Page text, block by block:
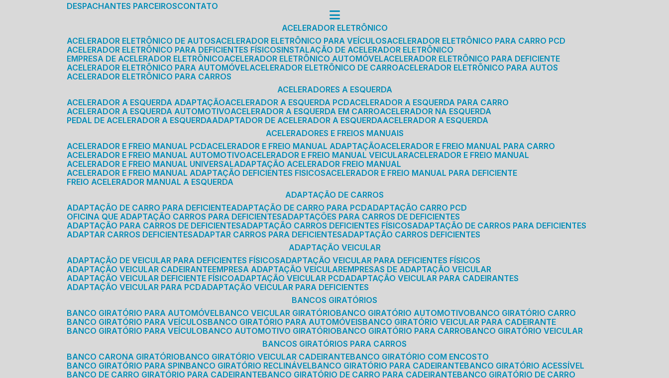
DESPACHANTES PARCEIROS
CONTATO
ACELERADOR ELETRÔNICO
ACELERADOR ELETRÔNICO DE AUTOS ACELERADOR ELETRÔNICO PARA VEÍCULOS ACELERADOR ELETRÔNICO PARA CARRO PCD
ACELERADOR ELETRÔNICO PARA DEFICIENTES FÍSICOS INSTALAÇÃO DE ACELERADOR ELETRÔNICO
EMPRESA DE ACELERADOR ELETRÔNICO ACELERADOR ELETRÔNICO AUTOMÓVEL ACELERADOR ELETRÔNICO PARA DEFICIENTE
ACELERADOR ELETRÔNICO PARA AUTOMÓVEL ACELERADOR ELETRÔNICO DE CARRO ACELERADOR ELETRÔNICO PARA AUTOS
ACELERADOR ELETRÔNICO PARA CARROS
ACELERADORES A ESQUERDA
ACELERADOR A ESQUERDA ADAPTAÇÃO ACELERADOR A ESQUERDA PCD ACELERADOR A ESQUERDA PARA CARRO
ACELERADOR A ESQUERDA AUTOMOTIVO ACELERADOR A ESQUERDA EM CARRO ACELERADOR NA ESQUERDA
PEDAL DE ACELERADOR A ESQUERDA
ADAPTADOR DE ACELERADOR A ESQUERDA ACELERADOR A ESQUERDA
ACELERADORES E FREIOS MANUAIS
ACELERADOR E FREIO MANUAL PCD ACELERADOR E FREIO MANUAL ADAPTAÇÃO ACELERADOR E FREIO MANUAL PARA CARRO
ACELERADOR E FREIO MANUAL AUTOMOTIVO ACELERADOR E FREIO MANUAL VEICULAR ACELERADOR E FREIO MANUAL
ACELERADOR E FREIO MANUAL UNIVERSAL
ADAPTAÇÃO ACELERADOR FREIO MANUAL
ACELERADOR E FREIO MANUAL ADAPTAÇÃO DEFICIENTES FISICOS ACELERADOR E FREIO MANUAL PARA DEFICIENTE
FREIO ACELERADOR MANUAL A ESQUERDA
ADAPTAÇÃO DE CARROS
ADAPTAÇÃO DE CARRO PARA DEFICIENTE
ADAPTAÇÃO DE CARRO PARA PCD
ADAPTAÇÃO CARRO PCD
OFICINA QUE ADAPTAÇÃO CARROS PARA DEFICIENTES
ADAPTAÇÕES PARA CARROS DE DEFICIENTES
ADAPTAÇÃO PARA CARROS DE DEFICIENTES
ADAPTAÇÃO CARROS DEFICIENTES FÍSICOS
ADAPTAÇÃO DE CARROS PARA DEFICIENTES
ADAPTAR CARROS DEFICIENTES
ADAPTAR CARROS PARA DEFICIENTES
ADAPTAÇÃO CARROS DEFICIENTES
ADAPTAÇÃO VEICULAR
ADAPTAÇÃO DE VEICULAR PARA DEFICIENTES FÍSICOS
ADAPTAÇÃO VEICULAR PARA DEFICIENTES FÍSICOS
ADAPTAÇÃO VEICULAR CADEIRANTE EMPRESA ADAPTAÇÃO VEICULAR EMPRESAS DE ADAPTAÇÃO VEICULAR
ADAPTAÇÃO VEICULAR DEFICIENTE FÍSICO
ADAPTAÇÃO VEICULAR PCD
ADAPTAÇÃO VEICULAR PARA CADEIRANTES
ADAPTAÇÃO VEICULAR PARA PCD
ADAPTAÇÃO VEICULAR PARA DEFICIENTES
BANCOS GIRATÓRIOS
BANCO GIRATÓRIO PARA AUTOMÓVEL
BANCO VEICULAR GIRATÓRIO BANCO GIRATÓRIO AUTOMOTIVO
BANCO GIRATÓRIO CARRO
BANCO GIRATÓRIO PARA VEÍCULOS
BANCO GIRATÓRIO PARA AUTOMÓVEIS
BANCO GIRATÓRIO VEICULAR PARA CADEIRANTE
BANCO GIRATÓRIO PARA VEÍCULO
BANCO AUTOMOTIVO GIRATÓRIO BANCO GIRATÓRIO PARA CARRO
BANCO GIRATÓRIO VEICULAR
BANCOS GIRATÓRIOS PARA CARROS
BANCO CARONA GIRATÓRIO
BANCO GIRATÓRIO VEICULAR CADEIRANTE BANCO GIRATÓRIO COM ENCOSTO
BANCO GIRATÓRIO PARA SPIN
BANCO GIRATÓRIO RECLINÁVEL BANCO GIRATÓRIO PARA CADEIRANTE BANCO GIRATÓRIO ACESSÍVEL
BANCO DE CARRO GIRATÓRIO PARA CADEIRANTE BANCO GIRATÓRIO DE CARRO PARA CADEIRANTE BANCO GIRATÓRIO DE CARRO